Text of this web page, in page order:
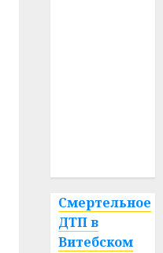
Смертельное
ДТП в
Витебском